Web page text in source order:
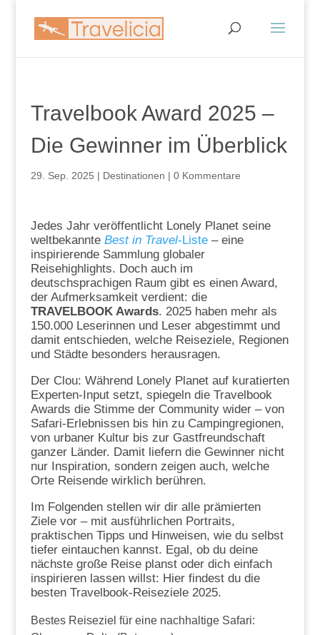
Travelbook Award 2025 –
Die Gewinner im Überblick
29. Sep. 2025 | Destinationen | 0 Kommentare
Jedes Jahr veröffentlicht Lonely Planet seine
weltbekannte Best in Travel-Liste– eine
inspirierende Sammlung globaler
Reisehighlights. Doch auch im
deutschsprachigen Raum gibt es einen Award,
der Aufmerksamkeit verdient: die
TRAVELBOOK Awards. 2025 haben mehr als
150.000 Leserinnen und Leser abgestimmt und
damit entschieden, welche Reiseziele, Regionen
und Städte besonders herausragen.
Der Clou: Während Lonely Planet auf kuratierten
Experten-Input setzt, spiegeln die Travelbook
Awards die Stimme der Community wider – von
Safari-Erlebnissen bis hin zu Campingregionen,
von urbaner Kultur bis zur Gastfreundschaft
ganzer Länder. Damit liefern die Gewinner nicht
nur Inspiration, sondern zeigen auch, welche
Orte Reisende wirklich berühren.
Im Folgenden stellen wir dir alle prämierten
Ziele vor – mit ausführlichen Portraits,
praktischen Tipps und Hinweisen, wie du selbst
tiefer eintauchen kannst. Egal, ob du deine
nächste große Reise planst oder dich einfach
inspirieren lassen willst: Hier findest du die
besten Travelbook-Reiseziele 2025.
Bestes Reiseziel für eine nachhaltige Safari: